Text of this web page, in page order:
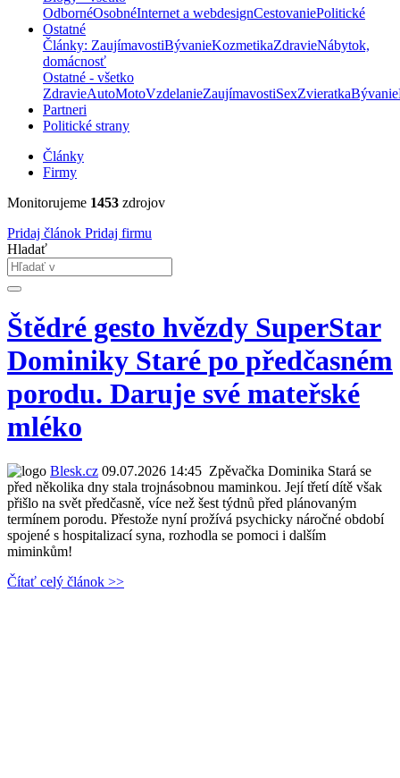
OdbornéOsobnéInternet a webdesignCestovaniePolitické
Ostatné
Články: ZaujímavostiBývanieKozmetikaZdravieNábytok,
domácnosť
Ostatné - všetko
ZdravieAutoMotoVzdelanieZaujímavostiSexZvieratkaBývanie
Partneri
Politické strany
Články
Firmy
Monitorujeme 1453 zdrojov
Pridaj článok Pridaj firmu
Hladať
Štědré gesto hvězdy SuperStar
Dominiky Staré po předčasném
porodu. Daruje své mateřské
mléko
Blesk.cz 09.07.2026 14:45 Zpěvačka Dominika Stará se
před několika dny stala trojnásobnou maminkou. Její třetí dítě však
přišlo na svět předčasně, více než šest týdnů před plánovaným
termínem porodu. Přestože nyní prožívá psychicky náročné období
spojené s hospitalizací syna, rozhodla se pomoci i dalším
miminkům!
Čítať celý článok >>